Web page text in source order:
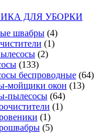
ДЛЯ УБОРКИ
швабры (4)
(1)
(2)
(133)
беспроводные (64)
мойщики окон (13)
пылесосы (64)
(1)
(1)
(5)